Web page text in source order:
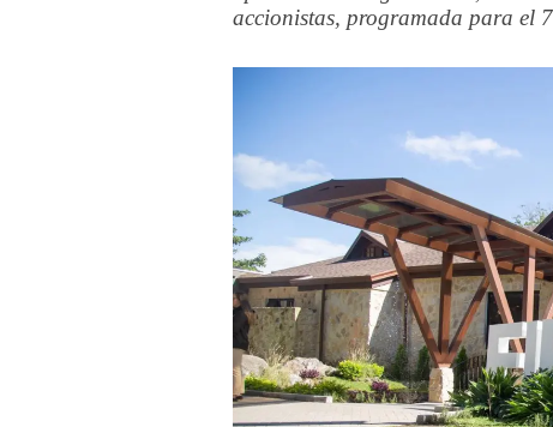
accionistas, programada para el